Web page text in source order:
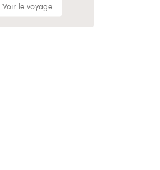
Voir le voyage